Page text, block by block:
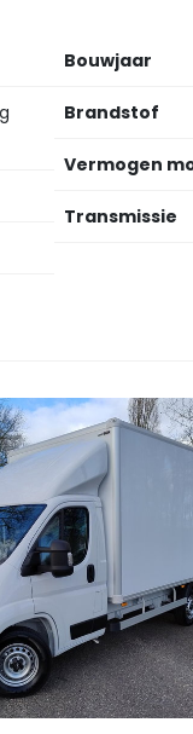
Bouwjaar
Brandstof
Vermogen
Transmissie